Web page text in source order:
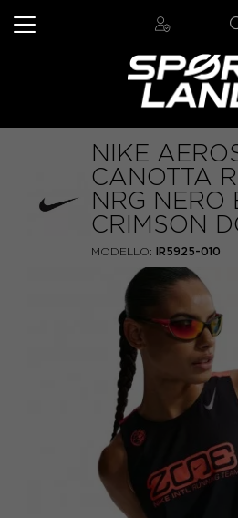
NIKE
CANOTTA
NRG NERO
CRIMSON
MODELLO: IR5925-010